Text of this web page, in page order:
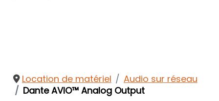
Location de matériel
Audio sur réseau
Dante AVIO™ Analog Output